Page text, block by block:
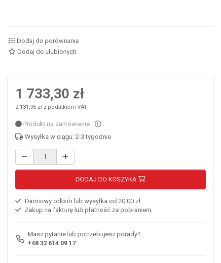
Dodaj do porównania
Dodaj do ulubionych
1 733,30 zł
2 131,96 zł z podatkiem VAT
Produkt na zamówienie
Wysyłka w ciągu: 2-3 tygodnie
DODAJ DO KOSZYKA
Darmowy odbiór lub wysyłka od 20,00 zł
Zakup na fakturę lub płatność za pobraniem
Masz pytanie lub potrzebujesz porady?
+48 32 614 09 17